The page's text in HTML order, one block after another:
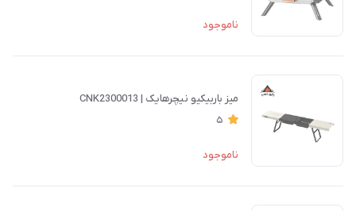
ناموجود
میز باربیکیو نیچرهایک | CNK2300013
5
ناموجود